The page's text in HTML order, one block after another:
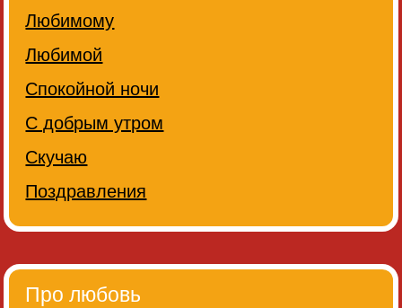
Любимому
Любимой
Спокойной ночи
С добрым утром
Скучаю
Поздравления
Про любовь